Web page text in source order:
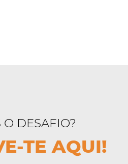
O DESAFIO?
TE AQUI!